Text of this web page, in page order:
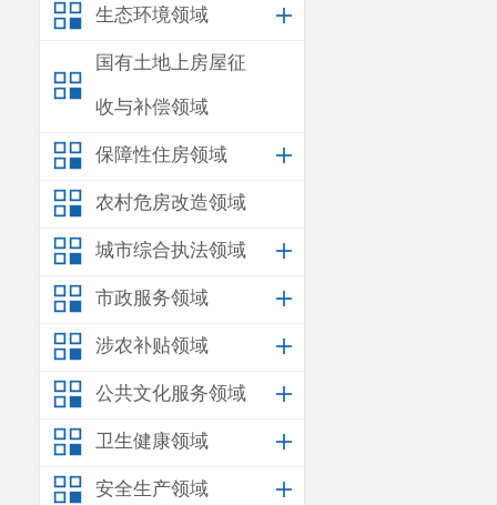
生态环境领域
国有土地上房屋征
收与补偿领域
保障性住房领域
农村危房改造领域
城市综合执法领域
市政服务领域
涉农补贴领域
公共文化服务领域
卫生健康领域
安全生产领域